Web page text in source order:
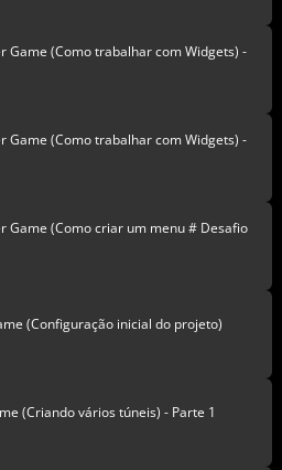
Game (Como trabalhar com Widgets) -
Game (Como trabalhar com Widgets) -
Game (Como criar um menu # Desafio
(Configuração inicial do projeto)
(Criando vários túneis) - Parte 1